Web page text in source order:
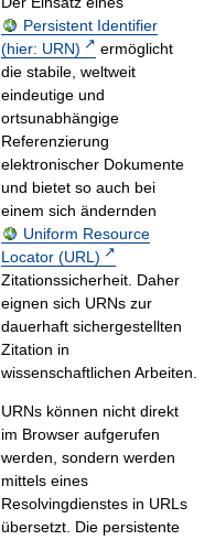
Persistent Identifier
(hier: URN)
ermöglicht
die stabile, weltweit
eindeutige und
ortsunabhängige
Referenzierung
elektronischer Dokumente
und bietet so auch bei
einem sich ändernden
Uniform Resource
Locator (URL)
Zitationssicherheit. Daher
eignen sich URNs zur
dauerhaft sichergestellten
Zitation in
wissenschaftlichen Arbeiten.
URNs können nicht direkt
im Browser aufgerufen
werden, sondern werden
mittels eines
Resolvingdienstes in URLs
übersetzt. Die persistente